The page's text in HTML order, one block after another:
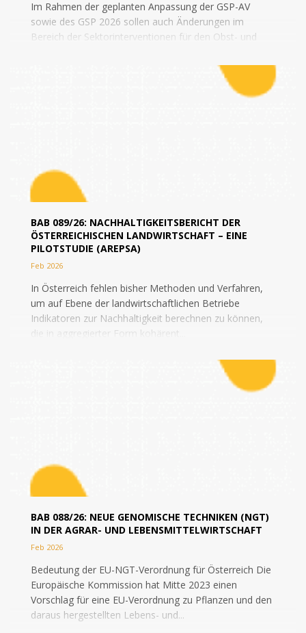
Im Rahmen der geplanten Anpassung der GSP-AV
sowie des GSP 2026 sollen auch Änderungen im
Bereich der Sektorinterventionen für den Obst- und
BAB 089/26: NACHHALTIGKEITSBERICHT DER
ÖSTERREICHISCHEN LANDWIRTSCHAFT – EINE
PILOTSTUDIE (AREPSA)
Feb 2026
In Österreich fehlen bisher Methoden und Verfahren,
um auf Ebene der landwirtschaftlichen Betriebe
Indikatoren zur Nachhaltigkeit berechnen zu können,
die in aggregierter Form kohärent...
BAB 088/26: NEUE GENOMISCHE TECHNIKEN (NGT)
IN DER AGRAR- UND LEBENSMITTELWIRTSCHAFT
Feb 2026
Bedeutung der EU-NGT-Verordnung für Österreich Die
Europäische Kommission hat Mitte 2023 einen
Vorschlag für eine EU-Verordnung zu Pflanzen und den
daraus hergestellten Lebens- und...